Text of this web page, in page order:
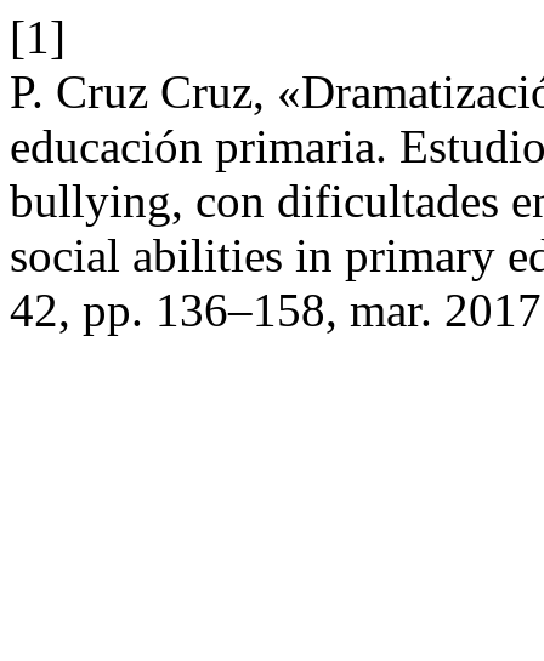
[1]
P. Cruz Cruz,
educación primaria.
bullying, con dificultades
social abilities in primary
42, pp. 136–158, mar.